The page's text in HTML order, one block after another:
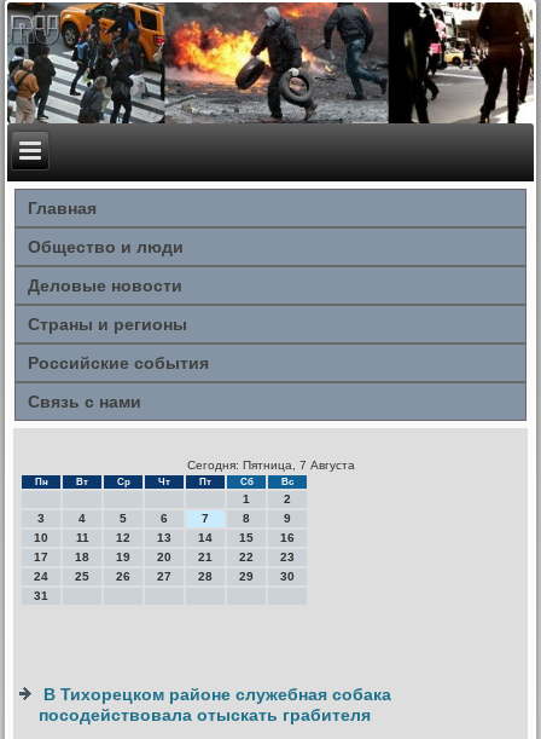
Главная
Общество и люди
Деловые новости
Страны и регионы
Российские события
Связь с нами
Сегодня: Пятница, 7 Августа
Пн Вт Ср Чт Пт Сб Вс
1
2
3
4 5 6 7 8
9
10
11 12 13 14 15
16
17
18 19 20 21 22
23
24
25 26 27 28 29
30
31
В Тихорецком районе служебная собака
посодействовала отыскать грабителя